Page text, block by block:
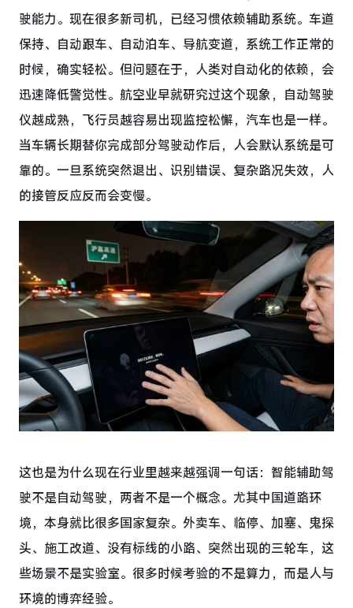
驶能力。现在很多新司机，已经习惯依赖辅助系统。车道
保持、自动跟车、自动泊车、导航变道，系统工作正常的
时候，确实轻松。但问题在于，人类对自动化的依赖，会
迅速降低警觉性。航空业早就研究过这个现象，自动驾驶
仪越成熟，飞行员越容易出现监控松懈，汽车也是一样。
当车辆长期替你完成部分驾驶动作后，人会默认系统是可
靠的。一旦系统突然退出、识别错误、复杂路况失效，人
的接管反应反而会变慢。
这也是为什么现在行业里越来越强调一句话：智能辅助驾
驶不是自动驾驶，两者不是一个概念。尤其中国道路环
境，本身就比很多国家复杂。外卖车、临停、加塞、鬼探
头、施工改道、没有标线的小路、突然出现的三轮车，这
些场景不是实验室。很多时候考验的不是算力，而是人与
环境的博弈经验。